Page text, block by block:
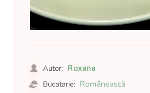
Autor: Roxana
Bucatarie: Românească